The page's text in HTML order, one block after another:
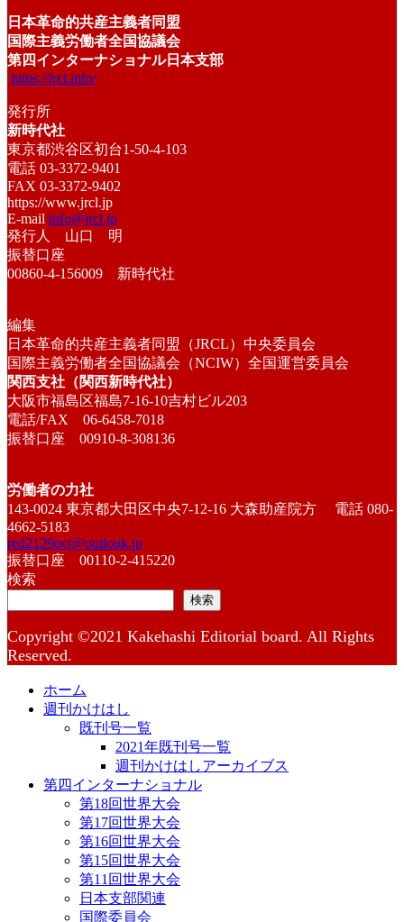
日本革命的共産主義者同盟
国際主義労働者全国協議会
第四インターナショナル日本支部
https://jrcl.info/
発行所
新時代社
東京都渋谷区初台1-50-4-103
電話 03-3372-9401
FAX 03-3372-9402
https://www.jrcl.jp
E-mail info@jrcl.jp
発行人 山口 明
振替口座
00860-4-156009 新時代社
編集
日本革命的共産主義者同盟（JRCL）中央委員会
国際主義労働者全国協議会（NCIW）全国運営委員会
関西支社（関西新時代社）
大阪市福島区福島7-16-10吉村ビル203
電話/FAX 06-6458-7018
振替口座 00910-8-308136
労働者の力社
143-0024 東京都大田区中央7-12-16 大森助産院方 電話 080-
4662-5183
red2129oct@outlook.jp
振替口座 00110-2-415220
検索
検索
Copyright ©2021 Kakehashi Editorial board. All Rights
Reserved.
ホーム
週刊かけはし
既刊号一覧
2021年既刊号一覧
週刊かけはしアーカイブス
第四インターナショナル
第18回世界大会
第17回世界大会
第16回世界大会
第15回世界大会
第11回世界大会
日本支部関連
国際委員会